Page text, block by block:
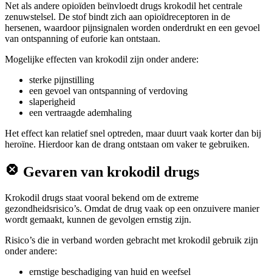
Net als andere opioïden beïnvloedt drugs krokodil het centrale
zenuwstelsel. De stof bindt zich aan opioïdreceptoren in de
hersenen, waardoor pijnsignalen worden onderdrukt en een gevoel
van ontspanning of euforie kan ontstaan.
Mogelijke effecten van krokodil zijn onder andere:
sterke pijnstilling
een gevoel van ontspanning of verdoving
slaperigheid
een vertraagde ademhaling
Het effect kan relatief snel optreden, maar duurt vaak korter dan bij
heroïne. Hierdoor kan de drang ontstaan om vaker te gebruiken.
Gevaren van krokodil drugs
Krokodil drugs staat vooral bekend om de extreme
gezondheidsrisico’s. Omdat de drug vaak op een onzuivere manier
wordt gemaakt, kunnen de gevolgen ernstig zijn.
Risico’s die in verband worden gebracht met krokodil gebruik zijn
onder andere:
ernstige beschadiging van huid en weefsel